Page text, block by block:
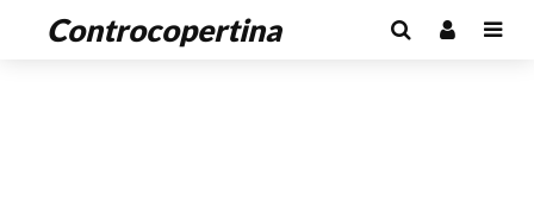
Controcopertina